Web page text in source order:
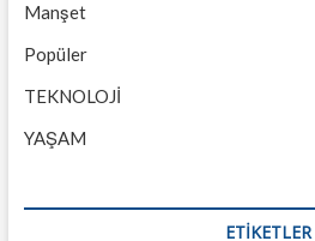
Manşet
Popüler
TEKNOLOJİ
YAŞAM
ETİKETLER